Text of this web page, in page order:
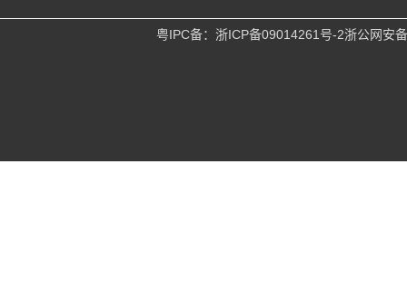
粤IPC备： 浙ICP备09014261号-2浙公网安